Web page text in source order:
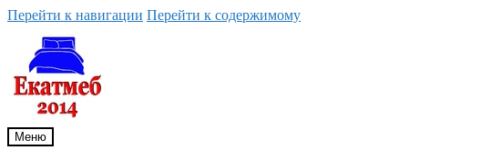
Перейти к навигации Перейти к содержимому
Меню